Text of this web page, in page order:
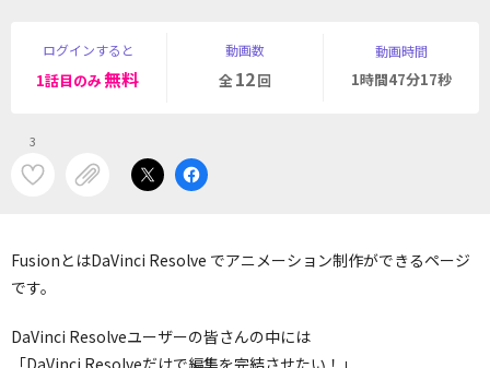
ログインすると
1話目のみ無料
動画数
全12回
動画時間
1時間47分17秒
3
FusionとはDaVinci Resolve でアニメーション制作ができるページ
です。
DaVinci Resolveユーザーの皆さんの中には
「DaVinci Resolveだけで編集を完結させたい！」